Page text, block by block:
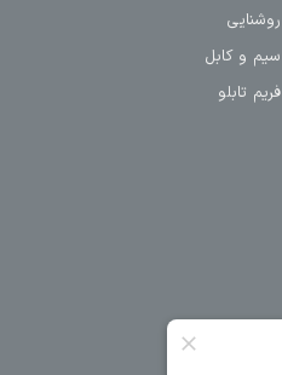
روشنایی
سیم و کابل
فریم تابلو